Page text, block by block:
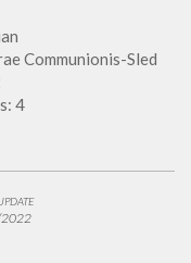
Communionis-Sled
4